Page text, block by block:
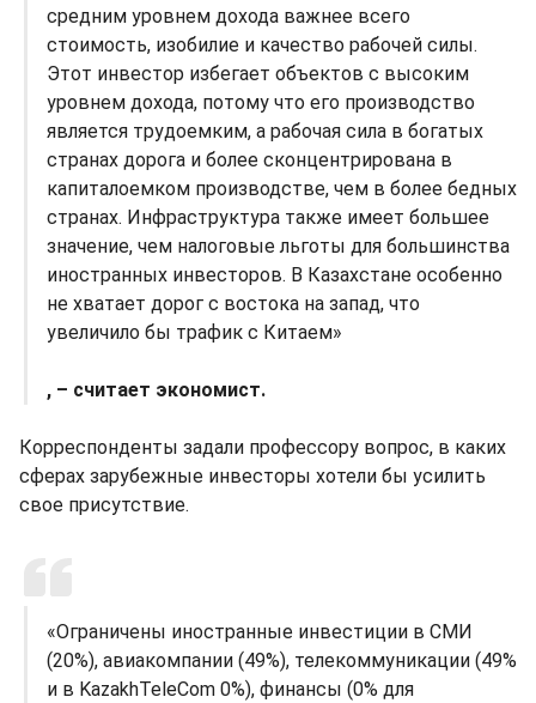
средним уровнем дохода важнее всего
стоимость, изобилие и качество рабочей силы.
Этот инвестор избегает объектов с высоким
уровнем дохода, потому что его производство
является трудоемким, а рабочая сила в богатых
странах дорога и более сконцентрирована в
капиталоемком производстве, чем в более бедных
странах. Инфраструктура также имеет большее
значение, чем налоговые льготы для большинства
иностранных инвесторов. В Казахстане особенно
не хватает дорог с востока на запад, что
увеличило бы трафик с Китаем»
, – считает экономист.
Корреспонденты задали профессору вопрос, в каких
сферах зарубежные инвесторы хотели бы усилить
свое присутствие.
«Ограничены иностранные инвестиции в СМИ
(20%), авиакомпании (49%), телекоммуникации (49%
и в KazakhTeleCom 0%), финансы (0% для